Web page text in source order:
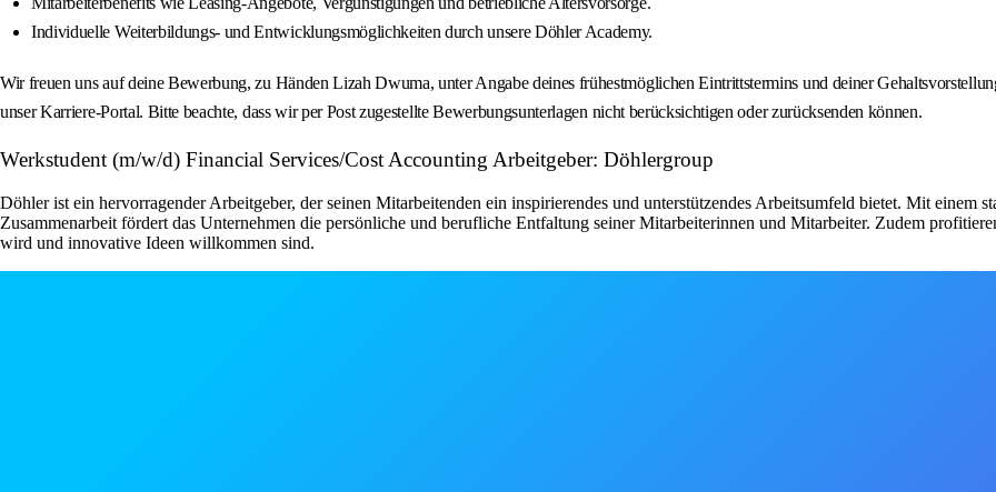
Individuelle Weiterbildungs- und Entwicklungsmöglichkeiten durch unsere Döhler Academy.
Wir freuen uns auf deine Bewerbung, zu Händen Lizah Dwuma, unter Angabe deines frühestmöglichen Eintrittstermins und deiner
unser Karriere-Portal. Bitte beachte, dass wir per Post zugestellte Bewerbungsunterlagen nicht berücksichtigen oder zurücksenden können.
Werkstudent (m/w/d) Financial Services/Cost Accounting Arbeitgeber: Döhlergroup
Döhler ist ein hervorragender Arbeitgeber, der seinen Mitarbeitenden ein inspirierendes und unterstützendes Arbeitsumfeld bietet. Mit
Zusammenarbeit fördert das Unternehmen die persönliche und berufliche Entfaltung seiner Mitarbeiterinnen und Mitarbeiter. Zudem
wird und innovative Ideen willkommen sind.